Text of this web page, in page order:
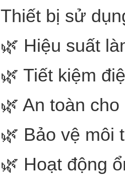
Thiết bị sử
🌿 Hiệu suất
🌿 Tiết kiệm
🌿 An toàn
🌿 Bảo vệ môi
🌿 Hoạt động